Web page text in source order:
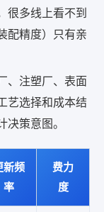
很多线上看不到
配精度）只有亲
、注塑厂、表面
艺选择和成本结
策意图。
新频
率
费力
度